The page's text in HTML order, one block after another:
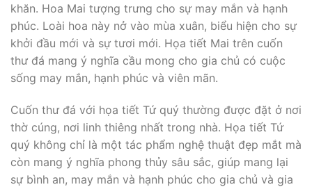
khăn. Hoa Mai tượng trưng cho sự may mắn và hạnh
phúc. Loài hoa này nở vào mùa xuân, biểu hiện cho sự
khởi đầu mới và sự tươi mới. Họa tiết Mai trên cuốn
thư đá mang ý nghĩa cầu mong cho gia chủ có cuộc
sống may mắn, hạnh phúc và viên mãn.
Cuốn thư đá với họa tiết Tứ quý thường được đặt ở nơi
thờ cúng, nơi linh thiêng nhất trong nhà. Họa tiết Tứ
quý không chỉ là một tác phẩm nghệ thuật đẹp mắt mà
còn mang ý nghĩa phong thủy sâu sắc, giúp mang lại
sự bình an, may mắn và hạnh phúc cho gia chủ và gia